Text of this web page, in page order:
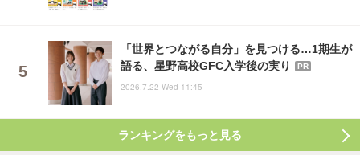
「世界とつながる自分」を見つける…1期生が
語る、星野高校GFC入学後の実り
PR
2026.7.22 Wed 11:45
ランキングをもっと見る